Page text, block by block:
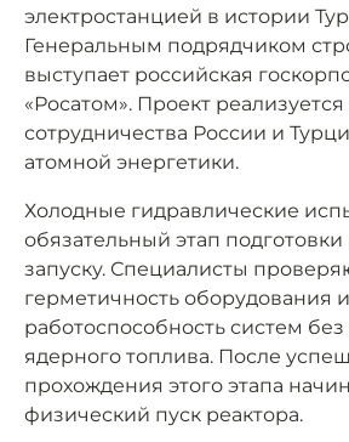
электростанцией в истории
Генеральным подрядчиком
выступает российская
«Росатом». Проект
сотрудничества России и
атомной энергетики.
Холодные гидравлические
обязательный этап подготовки
запуску. Специалисты
герметичность оборудования и
работоспособность систем без
ядерного топлива. После
прохождения этого этапа
физический пуск реактора.